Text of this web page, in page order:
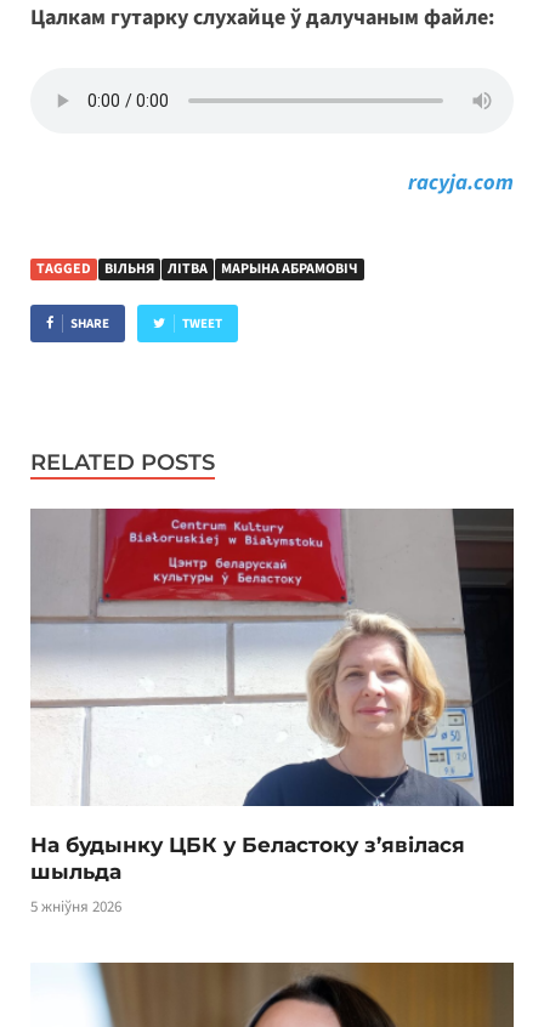
Цалкам гутарку слухайце ў далучаным файле:
racyja.com
TAGGED ВІЛЬНЯ ЛІТВА МАРЫНА АБРАМОВІЧ
SHARE TWEET
RELATED POSTS
На будынку ЦБК у Беластоку з’явілася
шыльда
5 жніўня 2026